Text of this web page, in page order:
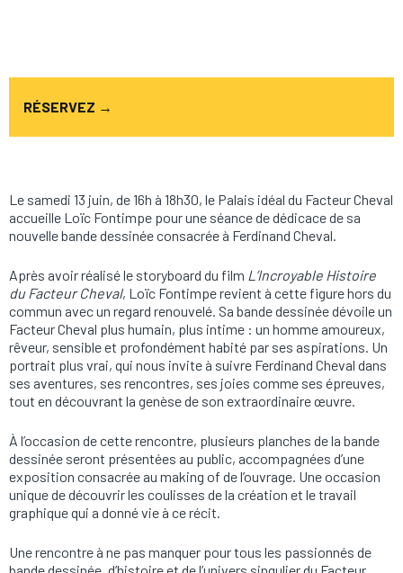
RÉSERVEZ →
Le samedi 13 juin, de 16h à 18h30, le Palais idéal du Facteur Cheval
accueille Loïc Fontimpe pour une séance de dédicace de sa
nouvelle bande dessinée consacrée à Ferdinand Cheval.
Après avoir réalisé le storyboard du film L’Incroyable Histoire
du Facteur Cheval, Loïc Fontimpe revient à cette figure hors du
commun avec un regard renouvelé. Sa bande dessinée dévoile un
Facteur Cheval plus humain, plus intime : un homme amoureux,
rêveur, sensible et profondément habité par ses aspirations. Un
portrait plus vrai, qui nous invite à suivre Ferdinand Cheval dans
ses aventures, ses rencontres, ses joies comme ses épreuves,
tout en découvrant la genèse de son extraordinaire œuvre.
À l’occasion de cette rencontre, plusieurs planches de la bande
dessinée seront présentées au public, accompagnées d’une
exposition consacrée au making of de l’ouvrage. Une occasion
unique de découvrir les coulisses de la création et le travail
graphique qui a donné vie à ce récit.
Une rencontre à ne pas manquer pour tous les passionnés de
bande dessinée, d’histoire et de l’univers singulier du Facteur